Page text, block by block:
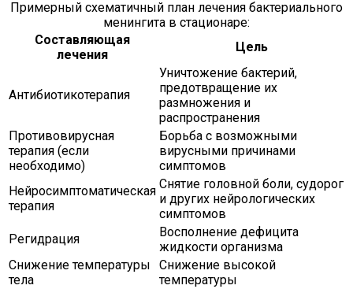
Примерный схематичный план лечения бактериального
менингита в стационаре:
Составляющая
лечения
Цель
Антибиотикотерапия
Уничтожение бактерий,
предотвращение их
размножения и
распространения
Противовирусная
терапия (если
необходимо)
Борьба с возможными
вирусными причинами
симптомов
Нейросимптоматическая
терапия
Снятие головной боли, судорог
и других нейрологических
симптомов
Регидрация
Восполнение дефицита
жидкости организма
Снижение температуры
тела
Снижение высокой
температуры